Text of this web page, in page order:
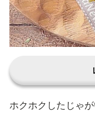
ホクホクしたじゃ